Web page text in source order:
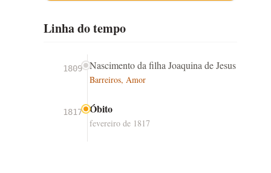
Linha do tempo
1809 Nascimento da filha Joaquina de Jesus
Barreiros, Amor
1817 Óbito
fevereiro de 1817